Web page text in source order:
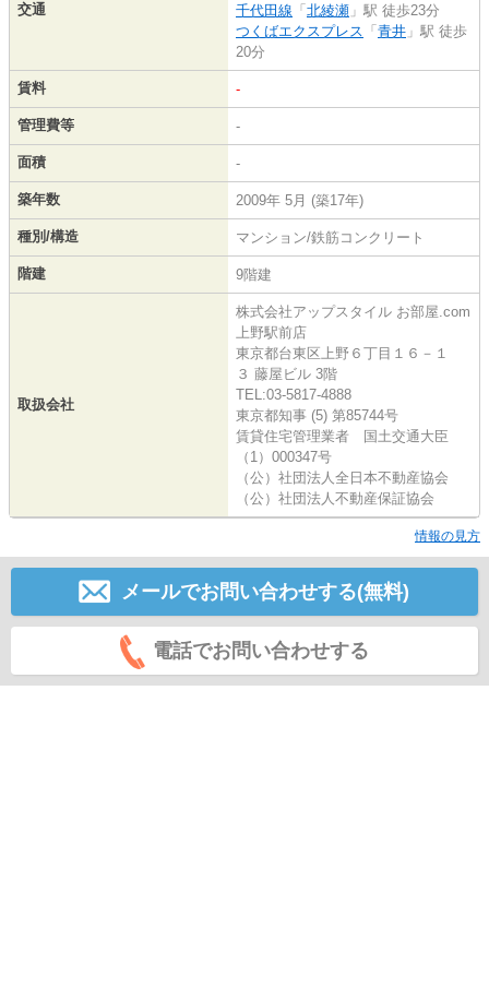
交通
千代田線 「 北綾瀬 」駅 徒歩23分
つくばエクスプレス 「 青井 」駅 徒歩
20分
賃料 -
管理費等 -
面積 -
築年数 2009年 5月 (築17年)
種別/構造 マンション/鉄筋コンクリート
階建 9階建
取扱会社
株式会社アップスタイル お部屋.com
上野駅前店
東京都台東区上野６丁目１６－１
３ 藤屋ビル 3階
TEL:03-5817-4888
東京都知事 (5) 第85744号
賃貸住宅管理業者 国土交通大臣
（1）000347号
（公）社団法人全日本不動産協会
（公）社団法人不動産保証協会
情報の見方
メールでお問い合わせする(無料)
電話でお問い合わせする